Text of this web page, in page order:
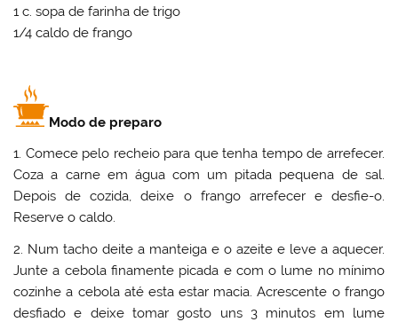
1 c. sopa de farinha de trigo
1/4 caldo de frango
Modo de preparo
1. Comece pelo recheio para que tenha tempo de arrefecer.
Coza a carne em água com um pitada pequena de sal.
Depois de cozida, deixe o frango arrefecer e desfie-o.
Reserve o caldo.
2. Num tacho deite a manteiga e o azeite e leve a aquecer.
Junte a cebola finamente picada e com o lume no mínimo
cozinhe a cebola até esta estar macia. Acrescente o frango
desfiado e deixe tomar gosto uns 3 minutos em lume